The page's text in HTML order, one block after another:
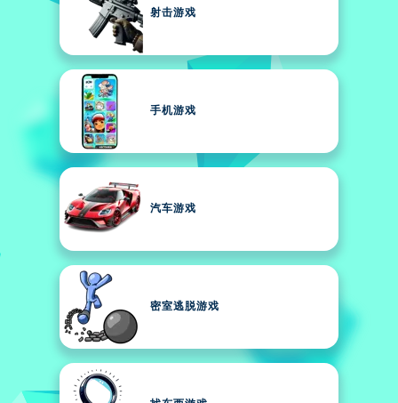
射击游戏
手机游戏
汽车游戏
密室逃脱游戏